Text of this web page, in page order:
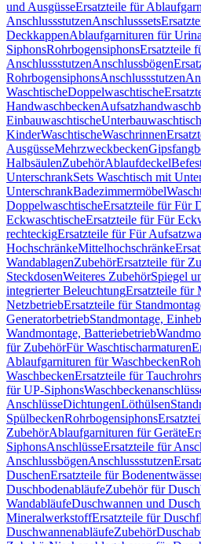
und AusgüsseErsatzteile für
AnschlussstutzenAnschlusssets
DeckkappenAblaufgarnituren für
SiphonsRohrbogensiphonsErsatzteile
AnschlussstutzenAnschlussbögen
RohrbogensiphonsAnschlussstutzen
WaschtischeDoppelwaschtische
Handwaschbecken
Einbauwaschtische
KinderWaschtischeWaschrinnen
AusgüsseMehrzweckbecken
HalbsäulenZubehörAblaufdeckel
UnterschrankSets Waschtisch mit
UnterschrankBadezimmermöbel
DoppelwaschtischeErsatzteile für Für
EckwaschtischeErsatzteile für Für
rechteckigErsatzteile für Für
HochschränkeMittelhochschränke
WandablagenZubehörErsatzteile für
SteckdosenWeiteres ZubehörSpiegel
integrierter BeleuchtungErsatzteile für
NetzbetriebErsatzteile für
GeneratorbetriebStandmontage,
Wandmontage, Batteriebetrieb
für ZubehörFür Waschtischarmaturen
Ablaufgarnituren für Waschbecken
WaschbeckenErsatzteile für
für UP-Siphons
AnschlüsseDichtungenLöthülsen
SpülbeckenRohrbogensiphons
ZubehörAblaufgarnituren für Geräte
SiphonsAnschlüsseErsatzteile für
AnschlussbögenAnschlussstutzen
DuschenErsatzteile für
DuschbodenabläufeZubehör für
WandabläufeDuschwannen und
MineralwerkstoffErsatzteile für
DuschwannenabläufeZubehör